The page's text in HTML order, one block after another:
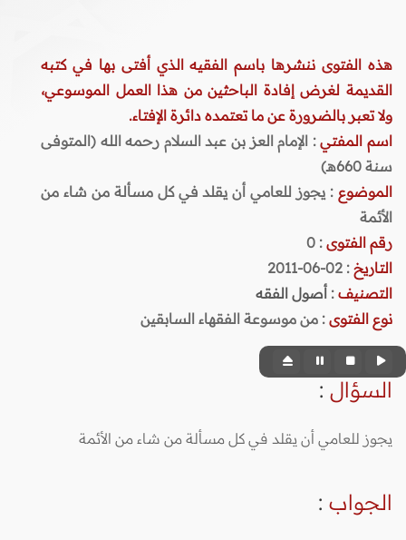
هذه الفتوى ننشرها باسم الفقيه الذي أفتى بها في كتبه
القديمة لغرض إفادة الباحثين من هذا العمل الموسوعي،
ولا تعبر بالضرورة عن ما تعتمده دائرة الإفتاء.
اسم المفتي: الإمام العز بن عبد السلام رحمه الله (المتوفى
سنة 660هـ)
الموضوع : يجوز للعامي أن يقلد في كل مسألة من شاء من
الأئمة
رقم الفتوى :
0
التاريخ : 02-06-2011
التصنيف : أصول الفقه
نوع الفتوى : من موسوعة الفقهاء السابقين
السؤال :
يجوز للعامي أن يقلد في كل مسألة من شاء من الأئمة
الجواب :